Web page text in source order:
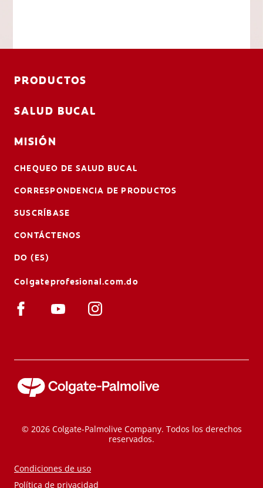
PRODUCTOS
SALUD BUCAL
MISIÓN
CHEQUEO DE SALUD BUCAL
CORRESPONDENCIA DE PRODUCTOS
SUSCRÍBASE
CONTÁCTENOS
DO (ES)
Colgateprofesional.com.do
© 2026 Colgate-Palmolive Company. Todos los derechos
reservados.
Condiciones de uso
Política de privacidad